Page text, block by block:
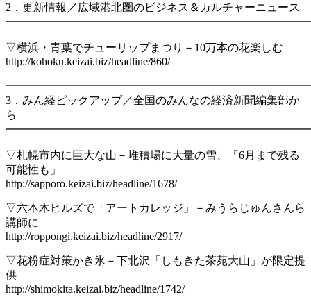
2．更新情報／広域港北圏のビジネス＆カルチャーニュース
▽横浜・青葉でチューリップまつり－10万本の花楽しむ
http://kohoku.keizai.biz/headline/860/
3．みん経ピックアップ／全国のみんなの経済新聞編集部か
ら
▽札幌市内に巨大な山－堆積場に大量の雪、「6月まで残る
可能性も」
http://sapporo.keizai.biz/headline/1678/
▽六本木ヒルズで「アートカレッジ」－みうらじゅんさんら
講師に
http://roppongi.keizai.biz/headline/2917/
▽花粉症対策かき氷－下北沢「しもきた茶苑大山」が限定提
供
http://shimokita.keizai.biz/headline/1742/